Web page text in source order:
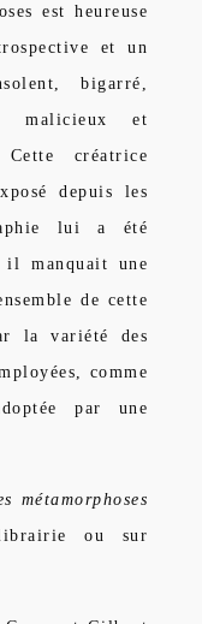
est heureuse
et un
bigarré,
malicieux et
créatrice
depuis les
lui a été
il manquait une
de cette
la variété des
comme
par une
métamorphoses
ou sur